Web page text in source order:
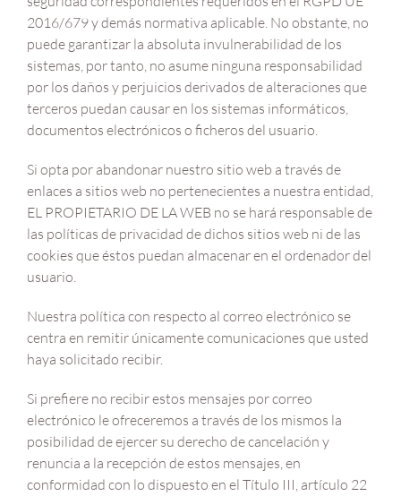
2016/679 y demás normativa aplicable. No obstante, no
puede garantizar la absoluta invulnerabilidad de los
sistemas, por tanto, no asume ninguna responsabilidad
por los daños y perjuicios derivados de alteraciones que
terceros puedan causar en los sistemas informáticos,
documentos electrónicos o ficheros del usuario.
Si opta por abandonar nuestro sitio web a través de
enlaces a sitios web no pertenecientes a nuestra entidad,
EL PROPIETARIO DE LA WEB no se hará responsable de
las políticas de privacidad de dichos sitios web ni de las
cookies que éstos puedan almacenar en el ordenador del
usuario.
Nuestra política con respecto al correo electrónico se
centra en remitir únicamente comunicaciones que usted
haya solicitado recibir.
Si prefiere no recibir estos mensajes por correo
electrónico le ofreceremos a través de los mismos la
posibilidad de ejercer su derecho de cancelación y
renuncia a la recepción de estos mensajes, en
conformidad con lo dispuesto en el Título III, artículo 22